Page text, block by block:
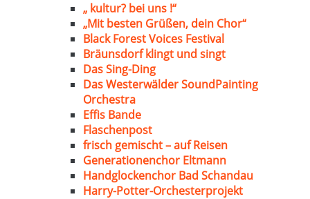
„ kultur? bei uns !“
„Mit besten Grüßen, dein Chor“
Black Forest Voices Festival
Bräunsdorf klingt und singt
Das Sing-Ding
Das Westerwälder SoundPainting
Orchestra
Effis Bande
Flaschenpost
frisch gemischt – auf Reisen
Generationenchor Eltmann
Handglockenchor Bad Schandau
Harry-Potter-Orchesterprojekt